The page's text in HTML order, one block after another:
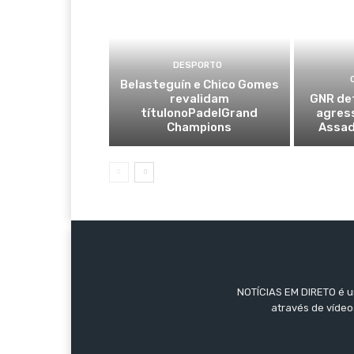
DESPORTO
Belasteguín e Chico Gomes
revalidam
títulonoPadelGrand
Champions
GNR
NOTÍCIAS EM
através de